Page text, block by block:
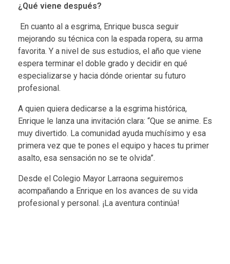
¿Qué viene después?
En cuanto al a esgrima, Enrique busca seguir
mejorando su técnica con la espada ropera, su arma
favorita. Y a nivel de sus estudios, el año que viene
espera terminar el doble grado y decidir en qué
especializarse y hacia dónde orientar su futuro
profesional.
A quien quiera dedicarse a la esgrima histórica,
Enrique le lanza una invitación clara: “Que se anime. Es
muy divertido. La comunidad ayuda muchísimo y esa
primera vez que te pones el equipo y haces tu primer
asalto, esa sensación no se te olvida”.
Desde el Colegio Mayor Larraona seguiremos
acompañando a Enrique en los avances de su vida
profesional y personal. ¡La aventura continúa!